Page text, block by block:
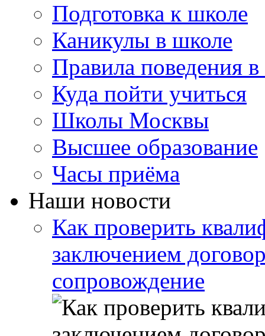
Подготовка к школе
Каникулы в школе
Правила поведения
Куда пойти учиться
Школы Москвы
Высшее образование
Часы приёма
Наши новости
Как проверить
заключением
сопровождение